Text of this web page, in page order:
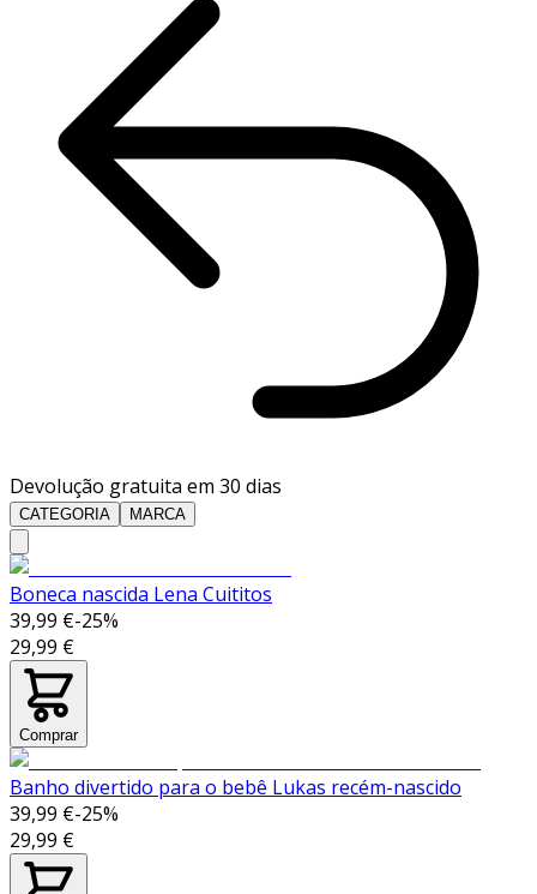
Devolução gratuita em 30 dias
CATEGORIA MARCA
Boneca nascida Lena Cuititos
39,99 €-25%
29,99 €
Comprar
Banho divertido para o bebê Lukas recém-nascido
39,99 €-25%
29,99 €